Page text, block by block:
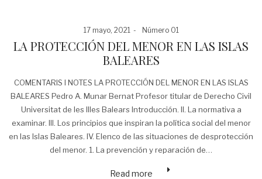
Posted
on
17 mayo, 2021
Posted
in
Número 01
LA PROTECCIÓN DEL MENOR EN LAS ISLAS
BALEARES
COMENTARIS I NOTES LA PROTECCIÓN DEL MENOR EN LAS ISLAS
BALEARES Pedro A. Munar Bernat Profesor titular de Derecho Civil
Universitat de les Illes Balears Introducción. II. La normativa a
examinar. III. Los principios que inspiran la polí­tica social del menor
en las Islas Baleares. IV. Elenco de las situaciones de despro­tección
del menor. 1. La prevención y reparación de…
Read more